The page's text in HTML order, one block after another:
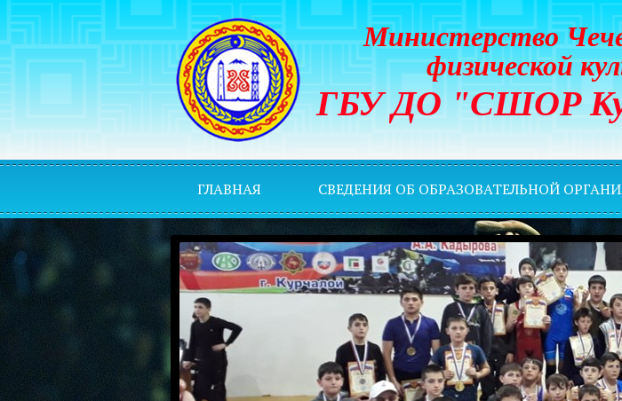
Министерство
ГБУ ДО "СШОР
физической
ГЛАВНАЯ СВЕДЕНИЯ ОБ ОБРАЗОВАТЕЛЬНОЙ